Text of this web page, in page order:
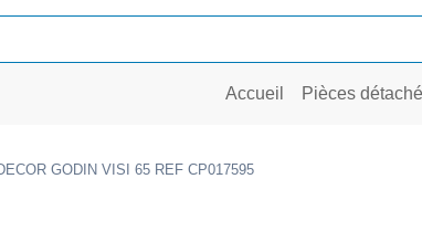
Accueil Pièces
GODIN VISI 65 REF CP017595